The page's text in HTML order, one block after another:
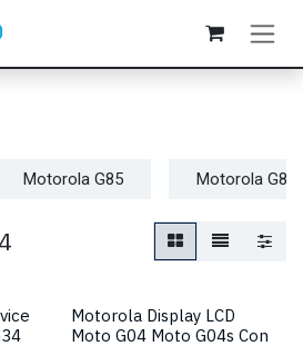
Motorola G85 Motorola G84
Motorola Display LCD
Moto G04 Moto G04s Con